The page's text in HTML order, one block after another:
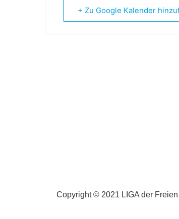
+ Zu Google Kalender
Copyright © 2021 LIGA der